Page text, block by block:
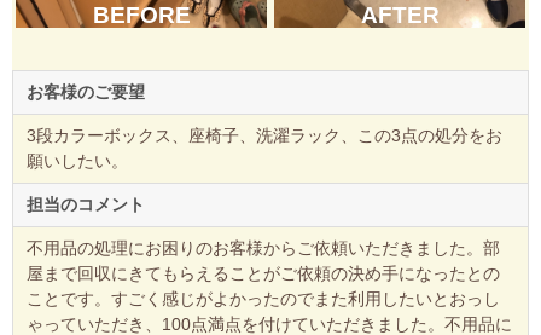
BEFORE AFTER
お客様のご要望
3段カラーボックス、座椅子、洗濯ラック、この3点の処分をお
願いしたい。
担当のコメント
不用品の処理にお困りのお客様からご依頼いただきました。部
屋まで回収にきてもらえることがご依頼の決め手になったとの
ことです。すごく感じがよかったのでまた利用したいとおっし
ゃっていただき、100点満点を付けていただきました。不用品に